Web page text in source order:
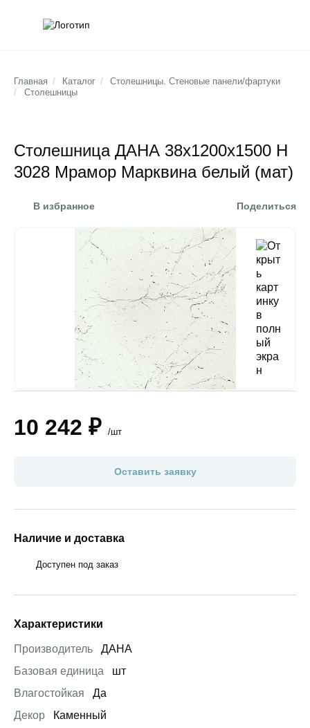
Главная / Каталог /
Столешницы. Стеновые панели/фартуки
/
Столешницы
Столешница ДАНА 38х1200х1500 Н
3028 Mрамор Марквина белый (мат)
В избранное Поделиться
10 242 ₽ /шт
Оставить заявку
Наличие и доставка
Доступен под заказ
Характеристики
Производитель
ДАНА
Базовая единица
шт
Влагостойкая
Да
Декор
Каменный